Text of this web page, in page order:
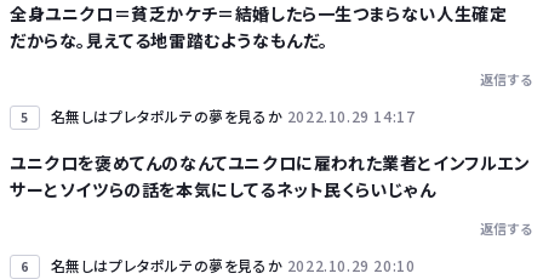
全身ユニクロ＝貧乏かケチ＝結婚したら一生つまらない人生確定
だからな。見えてる地雷踏むようなもんだ。
返信する
5 名無しはプレタポルテの夢を見るか 2022.10.29 14:17
ユニクロを褒めてんのなんてユニクロに雇われた業者とインフルエン
サーとソイツらの話を本気にしてるネット民くらいじゃん
返信する
6 名無しはプレタポルテの夢を見るか 2022.10.29 20:10